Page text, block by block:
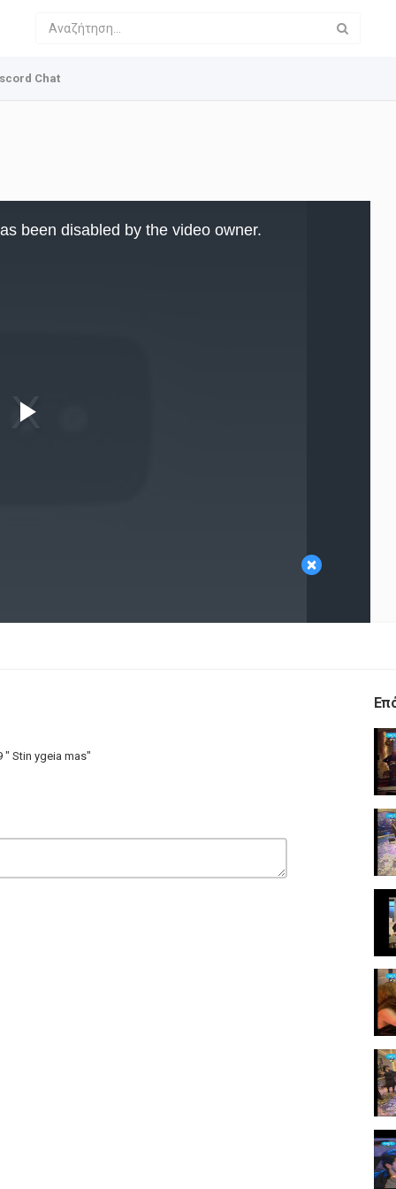
Chat
×
been disabled by the video owner.
Stin ygeia mas"